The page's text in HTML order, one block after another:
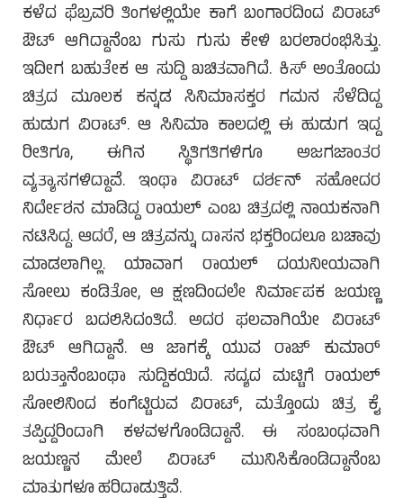
ಕಳೆದ ಫೆಬ್ರವರಿ ತಿಂಗಳಲ್ಲಿಯೇ ಕಾಗೆ ಬಂಗಾರದಿಂದ ವಿರಾಟ್
ಔಟ್ ಆಗಿದ್ದಾನೆಂಬ ಗುಸು ಗುಸು ಕೇಳಿ ಬರಲಾರಂಭಿಸಿತ್ತು.
ಇದೀಗ ಬಹುತೇಕ ಆ ಸುದ್ದಿ ಖಚಿತವಾಗಿದೆ. ಕಿಸ್ ಅಂತೊಂದು
ಚಿತ್ರದ ಮೂಲಕ ಕನ್ನಡ ಸಿನಿಮಾಸಕ್ತರ ಗಮನ ಸೆಳೆದಿದ್ದ
ಹುಡುಗ ವಿರಾಟ್. ಆ ಸಿನಿಮಾ ಕಾಲದಲ್ಲಿ ಈ ಹುಡುಗ ಇದ್ದ
ರೀತಿಗೂ, ಈಗಿನ ಸ್ಥಿತಿಗತಿಗಳಿಗೂ ಅಜಗಜಾಂತರ
ವ್ಯತ್ಯಾಸಗಳಿದ್ದಾವೆ. ಇಂಥಾ ವಿರಾಟ್ ದರ್ಶನ್ ಸಹೋದರ
ನಿರ್ದೇಶನ ಮಾಡಿದ್ದ ರಾಯಲ್ ಎಂಬ ಚಿತ್ರದಲ್ಲಿ ನಾಯಕನಾಗಿ
ನಟಿಸಿದ್ದ. ಆದರೆ, ಆ ಚಿತ್ರವನ್ನು ದಾಸನ ಭಕ್ತರಿಂದಲೂ ಬಚಾವು
ಮಾಡಲಾಗಿಲ್ಲ. ಯಾವಾಗ ರಾಯಲ್ ದಯನೀಯವಾಗಿ
ಸೋಲು ಕಂಡಿತೋ, ಆ ಕ್ಷಣದಿಂದಲೇ ನಿರ್ಮಾಪಕ ಜಯಣ್ಣ
ನಿರ್ಧಾರ ಬದಲಿಸಿದಂತಿದೆ. ಅದರ ಫಲವಾಗಿಯೇ ವಿರಾಟ್
ಔಟ್ ಆಗಿದ್ದಾನೆ. ಆ ಜಾಗಕ್ಕೆ ಯುವ ರಾಜ್ ಕುಮಾರ್
ಬರುತ್ತಾನೆಂಬಂಥಾ ಸುದ್ದಿಕಯಿದೆ. ಸದ್ಯದ ಮಟ್ಟಿಗೆ ರಾಯಲ್
ಸೋಲಿನಿಂದ ಕಂಗೆಟ್ಟಿರುವ ವಿರಾಟ್, ಮತ್ತೊಂದು ಚಿತ್ರ ಕೈ
ತಪ್ಪಿದ್ದರಿಂದಾಗಿ ಕಳವಳಗೊಂಡಿದ್ದಾನೆ. ಈ ಸಂಬಂಧವಾಗಿ
ಜಯಣ್ಣನ ಮೇಲೆ ವಿರಾಟ್ ಮುನಿಸಿಕೊಂಡಿದ್ದಾನೆಂಬ
ಮಾತುಗಳೂ ಹರಿದಾಡುತ್ತಿವೆ.